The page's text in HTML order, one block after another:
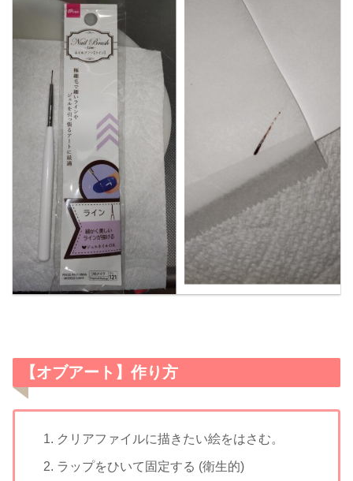
【オブアート】作り方
クリアファイルに描きたい絵をはさむ。
ラップをひいて固定する (衛生的)